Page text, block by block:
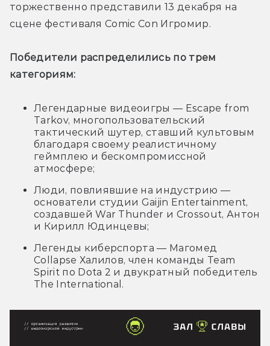
торжественно представили 13 декабря на
сцене фестиваля Comic Con Игромир.
Победители распределились по трем
категориям:
Легендарные видеоигры — Escape from
Tarkov, многопользовательский
тактический шутер, ставший культовым
благодаря своему реалистичному
геймплею и бескомпромиссной
атмосфере;
Люди, повлиявшие на индустрию —
основатели студии Gaijin Entertainment,
создавшей War Thunder и Crossout, Антон
и Кирилл Юдинцевы;
Легенды киберспорта — Магомед
Collapse Халилов, член команды Team
Spirit по Dota 2 и двукратный победитель
The International.